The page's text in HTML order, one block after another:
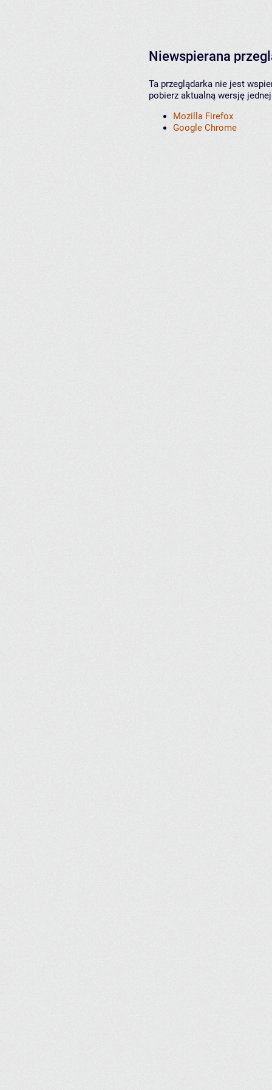
Niewspierana
Ta przeglądarka nie jest
pobierz aktualną wersję
Mozilla Firefox
Google Chrome